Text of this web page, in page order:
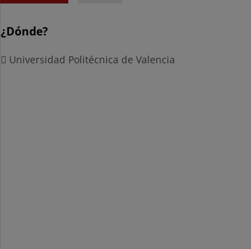
¿Dónde?
Universidad Politécnica de Valencia